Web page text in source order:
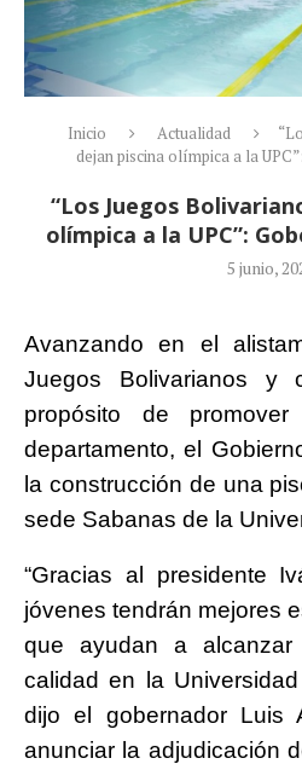
Inicio Actualidad
dejan piscina olímpica a la
“Los Juegos
olímpica a la UPC”:
5 junio,
Avanzando en el
Juegos Bolivarianos y
propósito de
departamento, el
la construcción de una
sede Sabanas de la
“Gracias al presidente
jóvenes tendrán mejores
que ayudan a
calidad en la
dijo el gobernador Luis
anunciar la adjudicación